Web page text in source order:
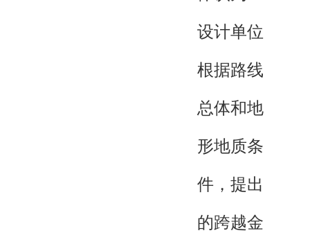
设计单位
根据路线
总体和地
形地质条
件，提出
的跨越金